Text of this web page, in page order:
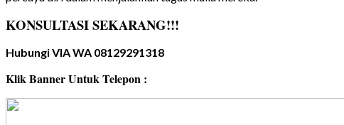
KONSULTASI SEKARANG!!!
Hubungi VIA WA 08129291318
Klik Banner Untuk Telepon :